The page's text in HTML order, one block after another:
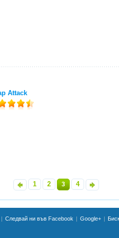
Attack
1 2 3 4»
Следвай ни във Facebook Google+